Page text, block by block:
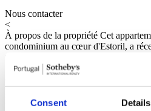
Consent Details
Nous contacter
<
À propos de la propriété Cet
condominium au cœur d'Estoril, a
préservant divers détails originaux,
l'esthétique et la qualité. Le
emplacement central, réputé pour
proximité avec la mer et son accès
l'espace commun, il y a une piscine